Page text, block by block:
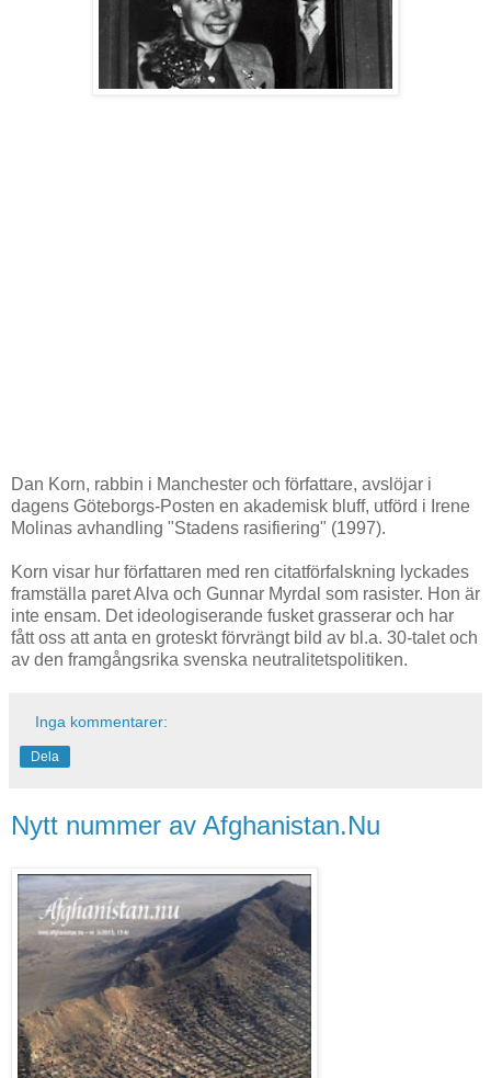
Dan Korn, rabbin i Manchester och författare, avslöjar i
dagens Göteborgs-Posten en akademisk bluff, utförd i Irene
Molinas avhandling "Stadens rasifiering" (1997).
Korn visar hur författaren med ren citatförfalskning lyckades
framställa paret Alva och Gunnar Myrdal som rasister. Hon är
inte ensam. Det ideologiserande fusket grasserar och har
fått oss att anta en groteskt förvrängt bild av bl.a. 30-talet och
av den framgångsrika svenska neutralitetspolitiken.
Inga kommentarer:
Dela
Nytt nummer av Afghanistan.Nu